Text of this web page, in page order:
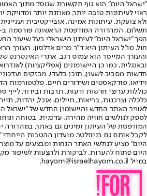
"ישראל היום" הוא גוף תקשורת שנוסד מתוך
ראוי לעיתונות טובה יותר, מאוזנת יותר ומדויקת
ולא צועקת. עיתונות אמינה, אובייקטיבית
הפך "ישראל היום" לעיתון הישראלי בעל שיעור
חול. מו"ל העיתון היא ד"ר מרים אדלסון. העורך
והעורך המייסד הוא עמוס רגב. אתרי האינטרנט
חדשות מסביב לשעון, תוכן בלעדי, מבזקים
וידיאו, פודקאסטים ושידורים חיים. פלטפורמות
כוללות ערוצי חדשות ודעות, תרבות ובידור, לייף
לאוויר האתר החדש והיישומון החדש של "ישראל
לספק לגולשים חוויה מהירה, עדכנית, בטוחה
המודפסת של העיתון זמינים גם באתר, במהדורה
לקבל אותם גם בניוזלטר. מועדון ההטבות
היום" מציע לגולשי האתר הנחות ומבצעים על
היום פתוח להערות, לביקורת ולהצעות לשיפור
במייל hayom@israelhayom.co.il.